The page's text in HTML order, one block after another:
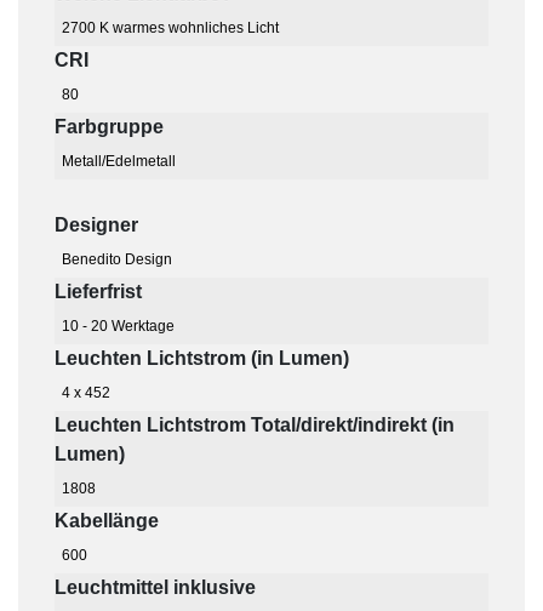
2700 K warmes wohnliches Licht
CRI
80
Farbgruppe
Metall/Edelmetall
Designer
Benedito Design
Lieferfrist
10 - 20 Werktage
Leuchten Lichtstrom (in Lumen)
4 x 452
Leuchten Lichtstrom Total/direkt/indirekt (in
Lumen)
1808
Kabellänge
600
Leuchtmittel inklusive